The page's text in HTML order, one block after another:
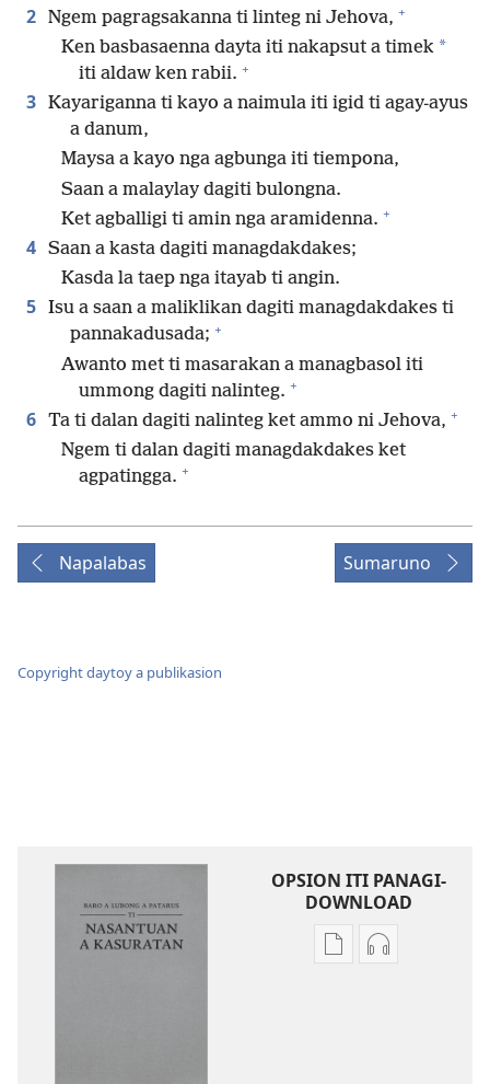
2 Ngem pagragsakanna ti linteg ni Jehova, +
Ken basbasaenna dayta iti nakapsut a timek *
iti aldaw ken rabii. +
3 Kayariganna ti kayo a naimula iti igid ti agay-ayus
a danum,
Maysa a kayo nga agbunga iti tiempona,
Saan a malaylay dagiti bulongna.
Ket agballigi ti amin nga aramidenna. +
4 Saan a kasta dagiti managdakdakes;
Kasda la taep nga itayab ti angin.
5 Isu a saan a maliklikan dagiti managdakdakes ti
pannakadusada; +
Awanto met ti masarakan a managbasol iti
ummong dagiti nalinteg. +
6 Ta ti dalan dagiti nalinteg ket ammo ni Jehova, +
Ngem ti dalan dagiti managdakdakes ket
agpatingga. +
Napalabas Sumaruno
Copyright daytoy a publikasion
OPSION ITI PANAGI-
DOWNLOAD
DagitiDagiti